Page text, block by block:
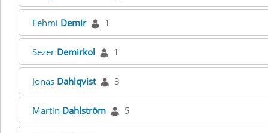
Fehmi Demir 1
Sezer Demirkol 1
Jonas Dahlqvist 3
Martin Dahlström 5